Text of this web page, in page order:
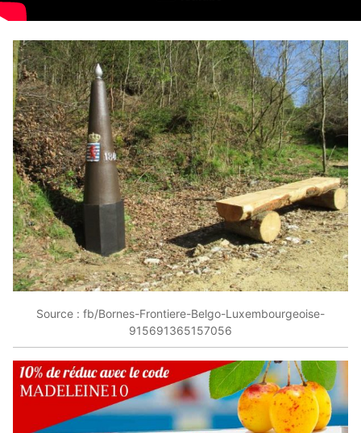
Source : fb/Bornes-Frontiere-Belgo-Luxembourgeoise-
915691365157056